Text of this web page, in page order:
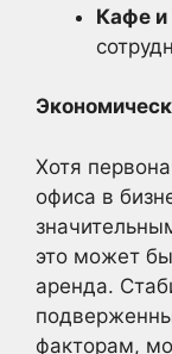
Кафе и
Хотя
офиса в
это может
аренда.
факторам,